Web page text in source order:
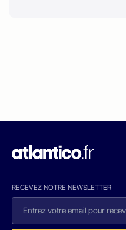
RECEVEZ NOTRE NEWSLETTER